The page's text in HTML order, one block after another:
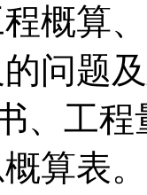
概算
问题
、工
算表